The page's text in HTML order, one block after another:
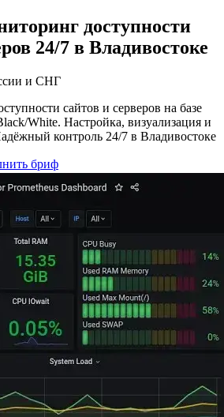
доступности
24/7 в Владивостоке
и СНГ
сайтов и серверов на базе
White. Настройка, визуализация и
контроль 24/7 в Владивостоке
бриф